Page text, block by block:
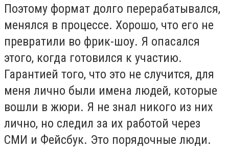
Поэтому формат долго перерабатывался,
менялся в процессе. Хорошо, что его не
превратили во фрик-шоу. Я опасался
этого, когда готовился к участию.
Гарантией того, что это не случится, для
меня лично были имена людей, которые
вошли в жюри. Я не знал никого из них
лично, но следил за их работой через
СМИ и Фейсбук. Это порядочные люди.